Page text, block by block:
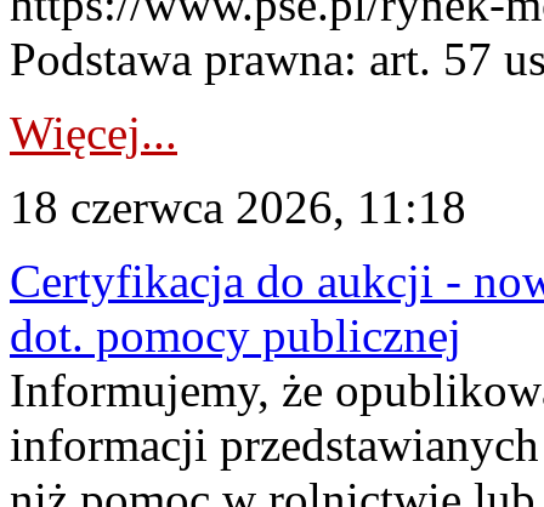
Podstawa prawna: art. 57
Więcej...
18 czerwca 2026, 11:18
Certyfikacja do aukcji -
dot. pomocy publicznej
Informujemy, że
informacji